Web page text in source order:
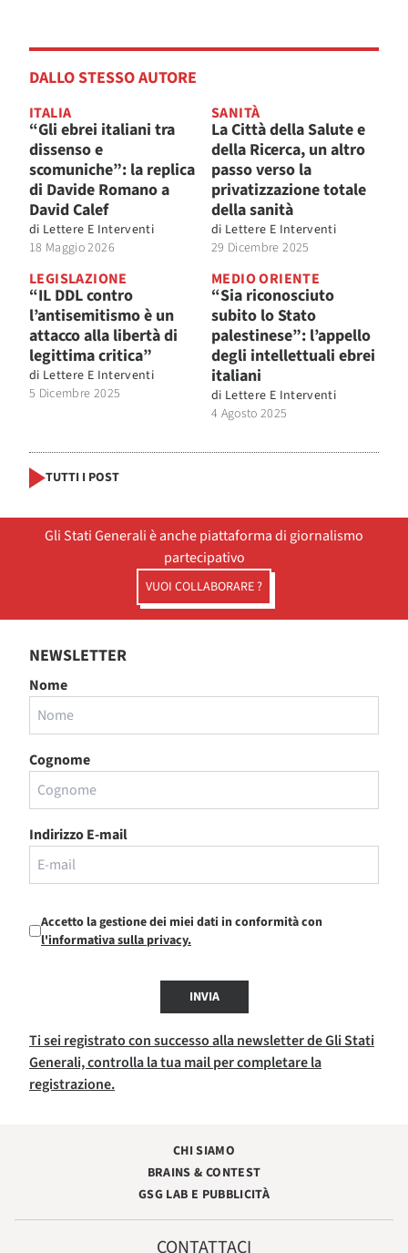
DALLO STESSO AUTORE
ITALIA
“Gli ebrei italiani tra
dissenso e
scomuniche”: la replica
di Davide Romano a
David Calef
di Lettere E Interventi
18 Maggio 2026
SANITÀ
La Città della Salute e
della Ricerca, un altro
passo verso la
privatizzazione totale
della sanità
di Lettere E Interventi
29 Dicembre 2025
LEGISLAZIONE
“IL DDL contro
l’antisemitismo è un
attacco alla libertà di
legittima critica”
di Lettere E Interventi
5 Dicembre 2025
MEDIO ORIENTE
“Sia riconosciuto
subito lo Stato
palestinese”: l’appello
degli intellettuali ebrei
italiani
di Lettere E Interventi
4 Agosto 2025
TUTTI I POST
Gli Stati Generali è anche piattaforma di giornalismo
partecipativo
VUOI COLLABORARE ?
NEWSLETTER
Nome
Cognome
Indirizzo E-mail
Accetto la gestione dei miei dati in conformità con
l'informativa sulla privacy.
INVIA
Ti sei registrato con successo alla newsletter de Gli Stati
Generali, controlla la tua mail per completare la
registrazione.
CHI SIAMO
BRAINS & CONTEST
GSG LAB E PUBBLICITÀ
CONTATTACI